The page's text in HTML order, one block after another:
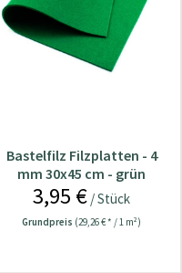
Bastelfilz Filzplatten - 4
mm 30x45 cm - grün
3,95 € / Stück
Grundpreis (29,26 € * / 1 m²)